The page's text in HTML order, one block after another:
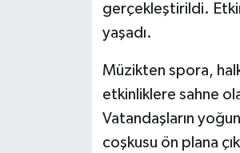
gerçekleştirildi.
yaşadı.
Müzikten spora,
etkinliklere sahne
Vatandaşların
coşkusu ön plana
İş Dünyası
KÜLTÜR SANAT